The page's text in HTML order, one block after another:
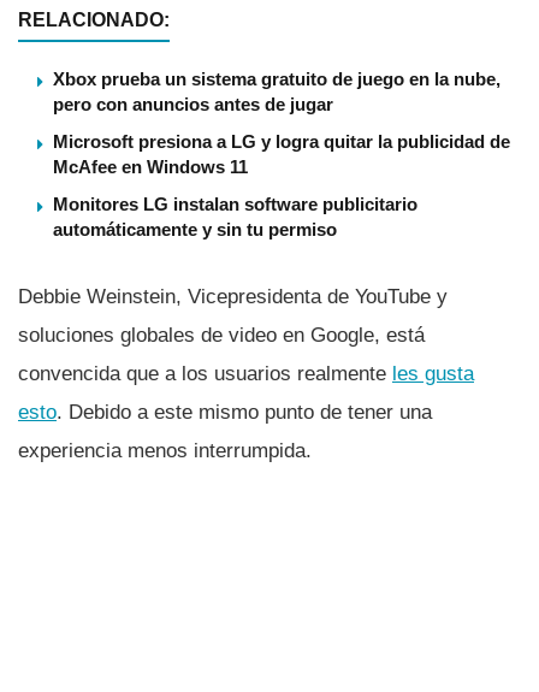
RELACIONADO:
Xbox prueba un sistema gratuito de juego en la nube,
pero con anuncios antes de jugar
Microsoft presiona a LG y logra quitar la publicidad de
McAfee en Windows 11
Monitores LG instalan software publicitario
automáticamente y sin tu permiso
Debbie Weinstein, Vicepresidenta de YouTube y
soluciones globales de video en Google, está
convencida que a los usuarios realmente les gusta
esto. Debido a este mismo punto de tener una
experiencia menos interrumpida.